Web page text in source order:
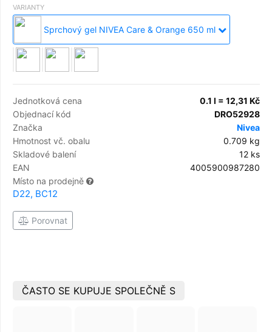
VARIANTY
Sprchový gel NIVEA Care & Orange 650 ml
Jednotková cena
0.1 l = 12,31 Kč
Objednací kód
DRO52928
Značka
Nivea
Hmotnost vč. obalu
0.709 kg
Skladové balení
12 ks
EAN
4005900987280
Místo na prodejně
D22, BC12
Porovnat
ČASTO SE KUPUJE SPOLEČNĚ S